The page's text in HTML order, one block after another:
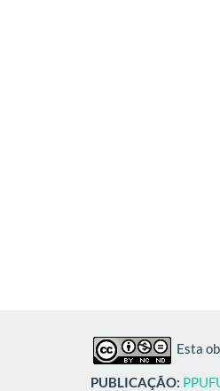
Esta
PUBLICAÇÃO: